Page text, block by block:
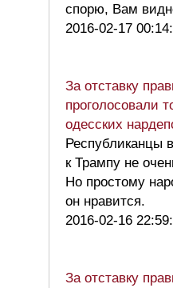
спорю, Вам
2016-02-17
За отставку
проголосовали
одесских
Республиканцы
к Трампу не
Но простому
он нравится.
2016-02-16
За отставку